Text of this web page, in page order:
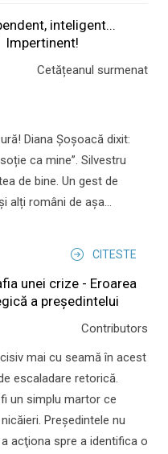
inteligent...
Impertinent!
Cetățeanul surmenat
Diana Șoșoacă dixit:
ca mine”. Silvestru
de bine. Un gest de
alți români de așa...
CITESTE
unei crize - Eroarea
a președintelui
Contributors
mai cu seamă în acest
escaladare retorică.
un simplu martor ce
Preşedintele nu
acţiona spre a identifica o